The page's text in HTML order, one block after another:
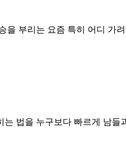
을 부리는 요즘 특히 어디 가
법을 누구보다 빠르게 남들